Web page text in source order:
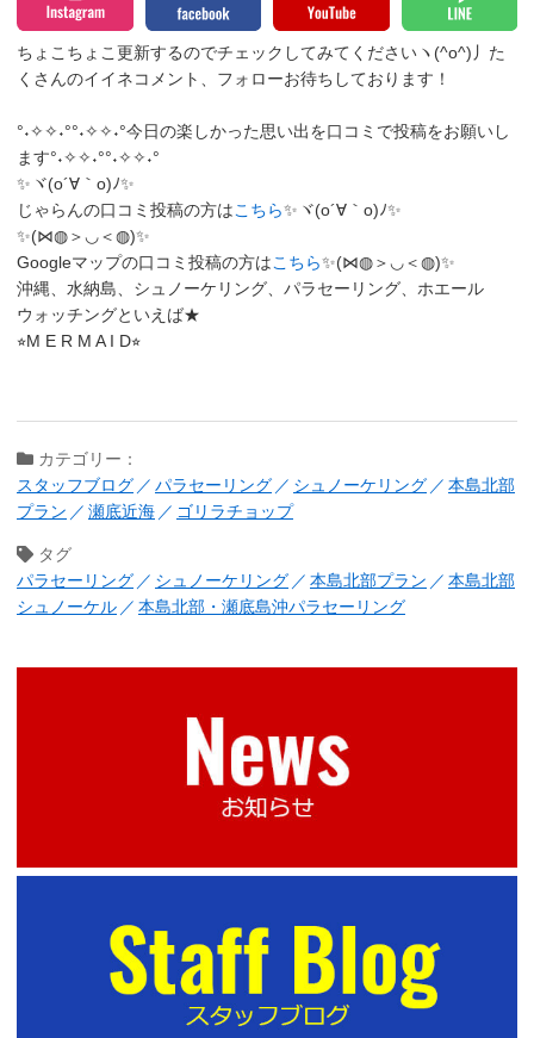
ちょこちょこ更新するのでチェックしてみてくださいヽ(^o^)丿 た
くさんのイイネコメント、フォローお待ちしております！
°˖✧✧˖°°˖✧✧˖°今日の楽しかった思い出を口コミで投稿をお願いし
ます°˖✧✧˖°°˖✧✧˖°
✨ヾ(o´∀｀o)ﾉ✨
じゃらんの口コミ投稿の方はこちら✨ヾ(o´∀｀o)ﾉ✨
✨(⋈◍＞◡＜◍)✨
Googleマップの口コミ投稿の方はこちら✨(⋈◍＞◡＜◍)✨
沖縄、水納島、シュノーケリング、パラセーリング、ホエール
ウォッチングといえば★
⭐︎M E R M A I D⭐︎
カテゴリー：
スタッフブログ
パラセーリング シュノーケリング
本島北部
プラン
瀬底近海 ゴリラチョップ
タグ
パラセーリング
シュノーケリング 本島北部プラン
本島北部
シュノーケル
本島北部・瀬底島沖パラセーリング